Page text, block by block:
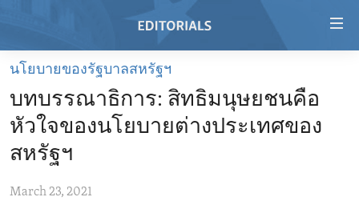
Skip
main
content
Skip
main
VIDEO
RADIO
AFRICA
TOPICS
นโยบายของรัฐบาลสหรัฐฯ
บทบรรณาธิการ: สิทธิมนุษยชนคือ
หัวใจของนโยบายต่างประเทศของ
สหรัฐฯ
March 23, 2021